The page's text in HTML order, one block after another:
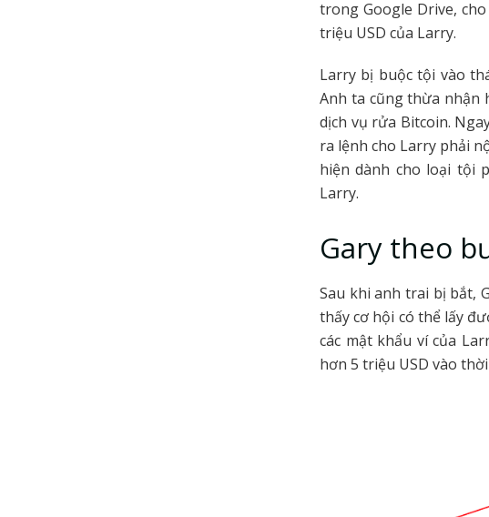
trong Google Drive,
triệu USD của Larry.
Larry bị buộc tội vào
Anh ta cũng thừa nhận
dịch vụ rửa Bitcoin.
ra lệnh cho Larry phải
hiện dành cho loại tội
Larry.
Gary theo
Sau khi anh trai bị bắt,
thấy cơ hội có thể lấy
các mật khẩu ví của
hơn 5 triệu USD vào